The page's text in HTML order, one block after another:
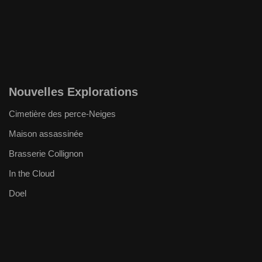
Nouvelles Explorations
Cimetière des perce-Neiges
Maison assassinée
Brasserie Collignon
In the Cloud
Doel